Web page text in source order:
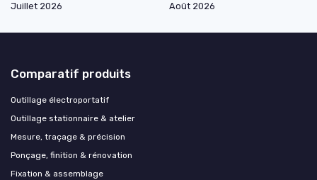
Juillet 2026
Août 2026
Comparatif produits
Outillage électroportatif
Outillage stationnaire & atelier
Mesure, traçage & précision
Ponçage, finition & rénovation
Fixation & assemblage